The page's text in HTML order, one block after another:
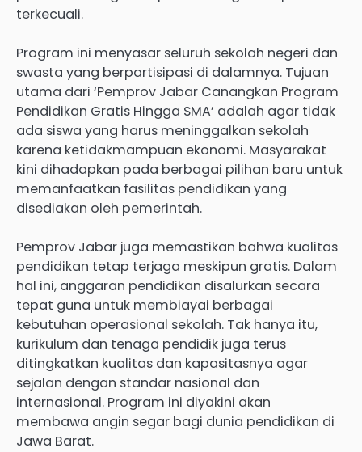
terkecuali.
Program ini menyasar seluruh sekolah negeri dan
swasta yang berpartisipasi di dalamnya. Tujuan
utama dari ‘Pemprov Jabar Canangkan Program
Pendidikan Gratis Hingga SMA’ adalah agar tidak
ada siswa yang harus meninggalkan sekolah
karena ketidakmampuan ekonomi. Masyarakat
kini dihadapkan pada berbagai pilihan baru untuk
memanfaatkan fasilitas pendidikan yang
disediakan oleh pemerintah.
Pemprov Jabar juga memastikan bahwa kualitas
pendidikan tetap terjaga meskipun gratis. Dalam
hal ini, anggaran pendidikan disalurkan secara
tepat guna untuk membiayai berbagai
kebutuhan operasional sekolah. Tak hanya itu,
kurikulum dan tenaga pendidik juga terus
ditingkatkan kualitas dan kapasitasnya agar
sejalan dengan standar nasional dan
internasional. Program ini diyakini akan
membawa angin segar bagi dunia pendidikan di
Jawa Barat.